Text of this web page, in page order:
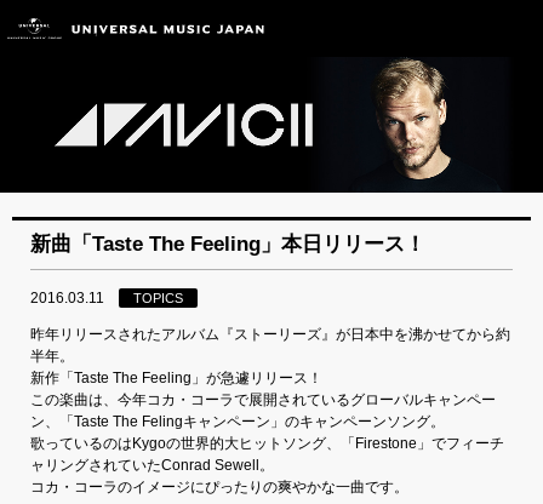
新曲「Taste The Feeling」本日リリース！
2016.03.11 TOPICS
昨年リリースされたアルバム『ストーリーズ』が日本中を沸かせてから約
半年。
新作「Taste The Feeling」が急遽リリース！
この楽曲は、今年コカ・コーラで展開されているグローバルキャンペー
ン、「Taste The Felingキャンペーン」のキャンペーンソング。
歌っているのはKygoの世界的大ヒットソング、「Firestone」でフィーチ
ャリングされていたConrad Sewell。
コカ・コーラのイメージにぴったりの爽やかな一曲です。